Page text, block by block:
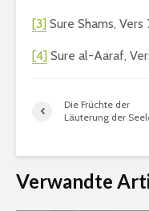
[3] Sure Shams, Vers
[4] Sure al-Aaraf,
Die Früchte der
Läuterung der
Verwandte